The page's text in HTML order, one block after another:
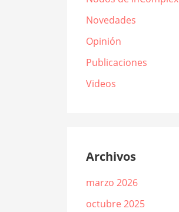
Novedades
Opinión
Publicaciones
Videos
Archivos
marzo 2026
octubre 2025